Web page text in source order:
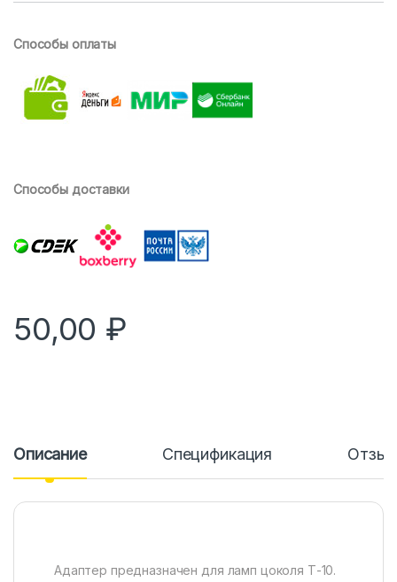
Способы оплаты
Способы доставки
50,00 ₽
Описание Спецификация
Адаптер предназначен для ламп цоколя Т-10.